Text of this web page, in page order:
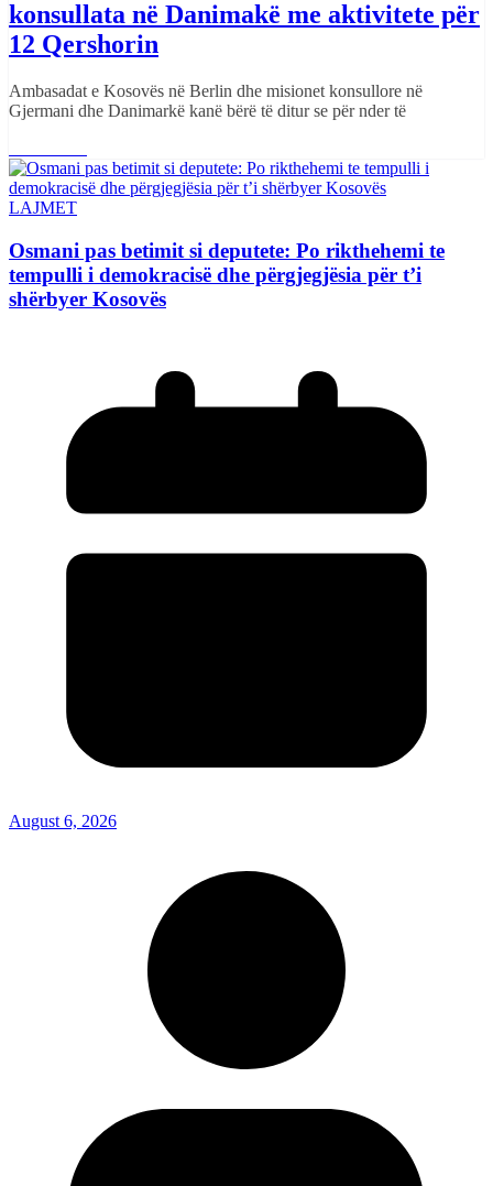
konsullata në Danimakë me aktivitete për
12 Qershorin
Ambasadat e Kosovës në Berlin dhe misionet konsullore në
Gjermani dhe Danimarkë kanë bërë të ditur se për nder të
LAJMET
Osmani pas betimit si deputete: Po rikthehemi te
tempulli i demokracisë dhe përgjegjësia për t’i
shërbyer Kosovës
August 6, 2026